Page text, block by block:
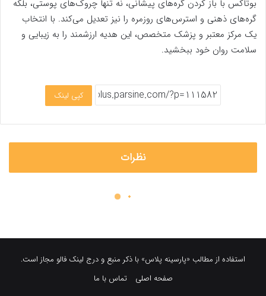
استفاده از مطالب «پارسینه پلاس» با ذکر منبع و درج لینک فالو مجاز است.
صفحه اصلی
تماس با ما